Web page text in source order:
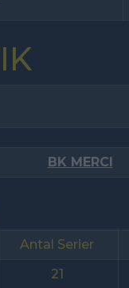
BK MERCI
Antal Serier
21